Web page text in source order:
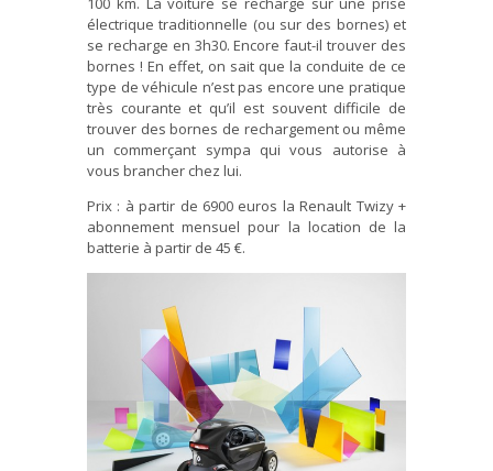
électrique traditionnelle (ou sur des bornes) et
se recharge en 3h30. Encore faut-il trouver des
bornes ! En effet, on sait que la conduite de ce
type de véhicule n’est pas encore une pratique
très courante et qu’il est souvent difficile de
trouver des bornes de rechargement ou même
un commerçant sympa qui vous autorise à
vous brancher chez lui.
Prix : à partir de 6900 euros la Renault Twizy +
abonnement mensuel pour la location de la
batterie à partir de 45 €.